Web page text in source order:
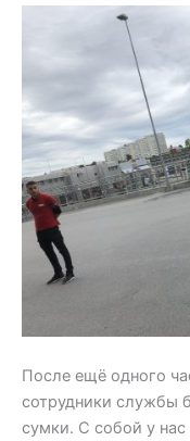
После ещё одного
сотрудники службы
сумки. С собой у нас